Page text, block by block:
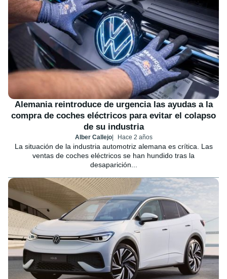
Alemania reintroduce de urgencia las ayudas a la
compra de coches eléctricos para evitar el colapso
de su industria
Alber Callejo Hace 2 años
La situación de la industria automotriz alemana es crítica. Las
ventas de coches eléctricos se han hundido tras la
desaparición...